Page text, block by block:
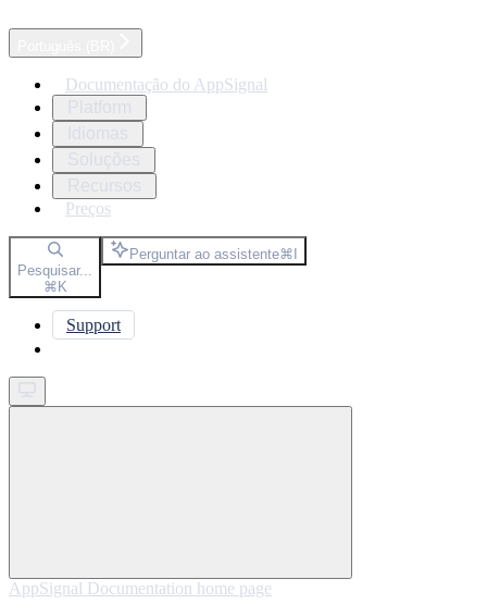
Documentação do AppSignal
Preços
Pesquisar...
⌘K
Perguntar ao assistente⌘I
Support
AppSignal Documentation home page